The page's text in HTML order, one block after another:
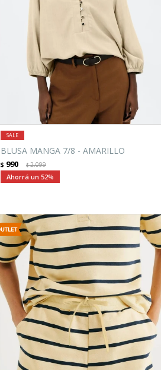
BLUSA MANGA 7/8 - AMARILLO
$ 990 $2.099
52